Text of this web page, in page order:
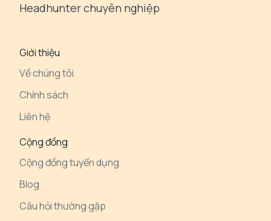
Headhunter chuyên nghiệp
Giới thiệu
Về chúng tôi
Chính sách
Liên hệ
Cộng đồng
Cộng đồng tuyển dụng
Blog
Câu hỏi thường gặp